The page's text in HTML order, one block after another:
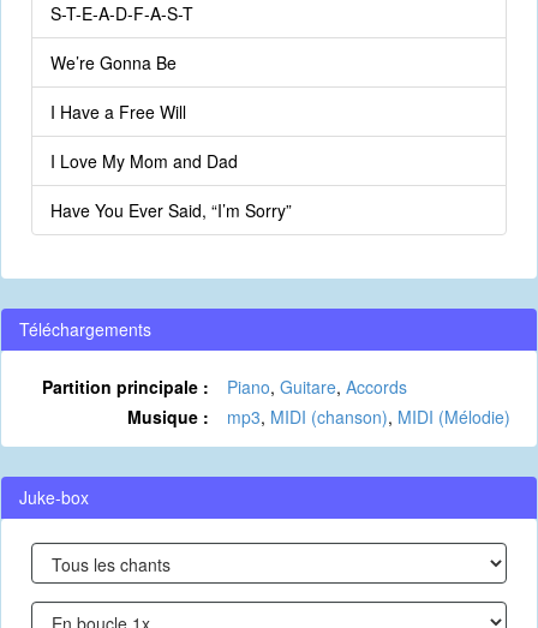
S-T-E-A-D-F-A-S-T
We’re Gonna Be
I Have a Free Will
I Love My Mom and Dad
Have You Ever Said, “I’m Sorry”
Téléchargements
Partition principale : Piano, Guitare, Accords
Musique :
mp3, MIDI (chanson), MIDI (Mélodie)
Juke-box